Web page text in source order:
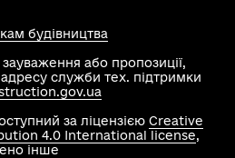
або пропозиції,
служби тех. підтримки
за ліцензією Creative
4.0 International license,
інше
будівництва